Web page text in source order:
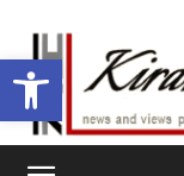
Open toolbar